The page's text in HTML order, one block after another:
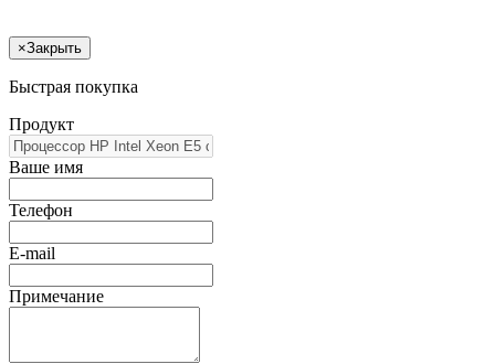
×Закрыть
Быстрая покупка
Продукт
Ваше имя
Телефон
E-mail
Примечание